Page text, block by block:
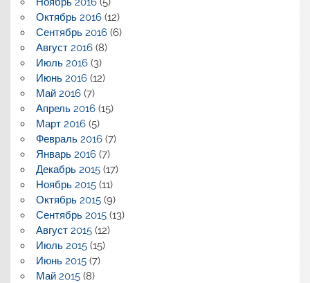
Октябрь 2016(12)
Сентябрь 2016(6)
Август 2016(8)
Июль 2016(3)
Июнь 2016(12)
Май 2016(7)
Апрель 2016(15)
Март 2016(5)
Февраль 2016(7)
Январь 2016(7)
Декабрь 2015(17)
Ноябрь 2015(11)
Октябрь 2015(9)
Сентябрь 2015(13)
Август 2015(12)
Июль 2015(15)
Июнь 2015(7)
Май 2015(8)